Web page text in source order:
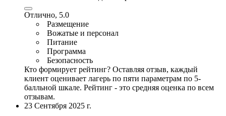
Отлично, 5.0
Размещение
Вожатые и персонал
Питание
Программа
Безопасность
Кто формирует рейтинг? Оставляя отзыв, каждый
клиент оценивает лагерь по пяти параметрам по 5-
балльной шкале. Рейтинг - это средняя оценка по всем
отзывам.
23 Сентября 2025 г.